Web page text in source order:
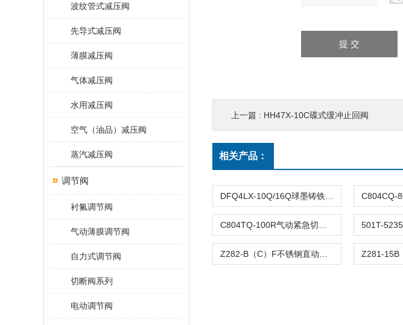
波纹管式减压阀
先导式减压阀
薄膜减压阀
气体减压阀
水用减压阀
空气（油品）减压阀
蒸汽减压阀
调节阀
衬氟调节阀
气动薄膜调节阀
自力式调节阀
切断阀系列
电动调节阀
上一篇 : HH47X-10C碟式缓冲止回阀
相关产品：